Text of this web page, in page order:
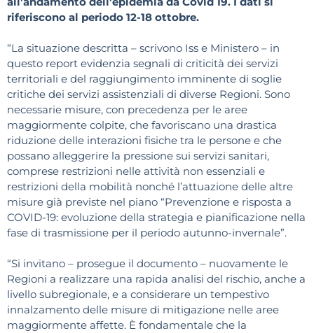
riferiscono al periodo 12-18 ottobre.
“La situazione descritta – scrivono Iss e Ministero – in
questo report evidenzia segnali di criticità dei servizi
territoriali e del raggiungimento imminente di soglie
critiche dei servizi assistenziali di diverse Regioni. Sono
necessarie misure, con precedenza per le aree
maggiormente colpite, che favoriscano una drastica
riduzione delle interazioni fisiche tra le persone e che
possano alleggerire la pressione sui servizi sanitari,
comprese restrizioni nelle attività non essenziali e
restrizioni della mobilità nonché l’attuazione delle altre
misure già previste nel piano “Prevenzione e risposta a
COVID-19: evoluzione della strategia e pianificazione nella
fase di trasmissione per il periodo autunno-invernale”.
“Si invitano – prosegue il documento – nuovamente le
Regioni a realizzare una rapida analisi del rischio, anche a
livello subregionale, e a considerare un tempestivo
innalzamento delle misure di mitigazione nelle aree
maggiormente affette. È fondamentale che la